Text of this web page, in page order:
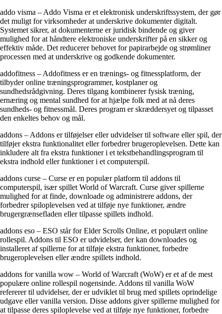
addo visma – Addo Visma er et elektronisk underskriftssystem, der gør
det muligt for virksomheder at underskrive dokumenter digitalt.
Systemet sikrer, at dokumenterne er juridisk bindende og giver
mulighed for at håndtere elektroniske underskrifter på en sikker og
effektiv måde. Det reducerer behovet for papirarbejde og strømliner
processen med at underskrive og godkende dokumenter.
addofitness – Addofitness er en trænings- og fitnessplatform, der
tilbyder online træningsprogrammer, kostplaner og
sundhedsrådgivning. Deres tilgang kombinerer fysisk træning,
ernæring og mental sundhed for at hjælpe folk med at nå deres
sundheds- og fitnessmål. Deres program er skræddersyet og tilpasset
den enkeltes behov og mål.
addons – Addons er tilføjelser eller udvidelser til software eller spil, der
tilføjer ekstra funktionalitet eller forbedrer brugeroplevelsen. Dette kan
inkludere alt fra ekstra funktioner i et tekstbehandlingsprogram til
ekstra indhold eller funktioner i et computerspil.
addons curse – Curse er en populær platform til addons til
computerspil, især spillet World of Warcraft. Curse giver spillerne
mulighed for at finde, downloade og administrere addons, der
forbedrer spiloplevelsen ved at tilføje nye funktioner, ændre
brugergrænsefladen eller tilpasse spillets indhold.
addons eso – ESO står for Elder Scrolls Online, et populært online
rollespil. Addons til ESO er udvidelser, der kan downloades og
installeret af spillerne for at tilføje ekstra funktioner, forbedre
brugeroplevelsen eller ændre spillets indhold.
addons for vanilla wow – World of Warcraft (WoW) er et af de mest
populære online rollespil nogensinde. Addons til vanilla WoW
refererer til udvidelser, der er udviklet til brug med spillets oprindelige
udgave eller vanilla version. Disse addons giver spillerne mulighed for
at tilpasse deres spiloplevelse ved at tilføje nye funktioner, forbedre